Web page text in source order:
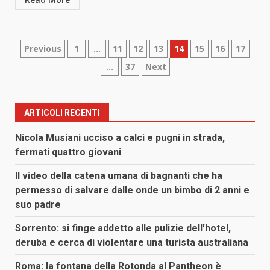
Paginazione
articoli
Previous 1 … 11 12 13 14 15 16
17
…
37 Next
ARTICOLI RECENTI
Nicola Musiani ucciso a calci e pugni in strada,
fermati quattro giovani
Il video della catena umana di bagnanti che ha
permesso di salvare dalle onde un bimbo di 2 anni e
suo padre
Sorrento: si finge addetto alle pulizie dell’hotel,
deruba e cerca di violentare una turista australiana
Roma: la fontana della Rotonda al Pantheon è